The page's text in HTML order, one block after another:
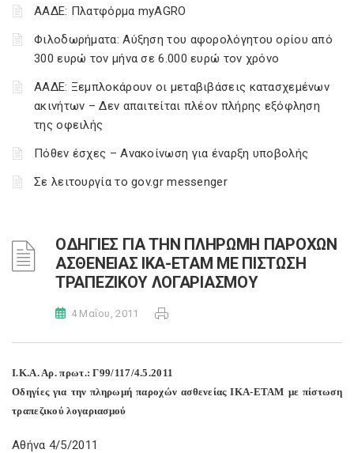
ΑΑΔΕ: Πλατφόρμα myAGRO
Φιλοδωρήματα: Αύξηση του αφορολόγητου ορίου από
300 ευρώ τον μήνα σε 6.000 ευρώ τον χρόνο
ΑΑΔΕ: Ξεμπλοκάρουν οι μεταβιβάσεις κατασχεμένων
ακινήτων – Δεν απαιτείται πλέον πλήρης εξόφληση
της οφειλής
Πόθεν έσχες – Ανακοίνωση για έναρξη υποβολής
Σε λειτουργία το gov.gr messenger
ΟΔΗΓΙΕΣ ΓΙΑ ΤΗΝ ΠΛΗΡΩΜΗ ΠΑΡΟΧΩΝ
ΑΣΘΕΝΕΙΑΣ ΙΚΑ-ΕΤΑΜ ΜΕ ΠΙΣΤΩΣΗ
ΤΡΑΠΕΖΙΚΟΥ ΛΟΓΑΡΙΑΣΜΟΥ
4 Μαΐου, 2011
Ι.Κ.Α. Αρ. πρωτ.: Γ99/117/4.5.2011
Οδηγίες για την πληρωμή παροχών ασθενείας ΙΚΑ-ΕΤΑΜ με πίστωση
τραπεζικού λογαριασμού
Αθήνα 4/5/2011